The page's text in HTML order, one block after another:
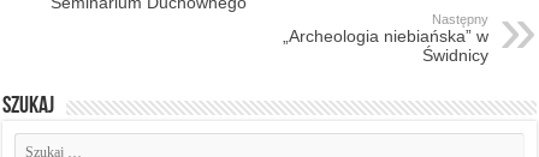
Następny
„Archeologia niebiańska” w
Świdnicy
Szukaj